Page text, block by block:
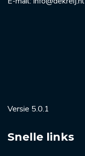
Versie 5.0.1
Snelle links